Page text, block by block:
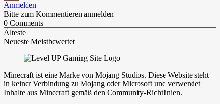
Anmelden
Bitte zum Kommentieren anmelden
0 Comments
Älteste
Neueste Meistbewertet
Minecraft ist eine Marke von Mojang Studios. Diese Website steht
in keiner Verbindung zu Mojang oder Microsoft und verwendet
Inhalte aus Minecraft gemäß den Community-Richtlinien.